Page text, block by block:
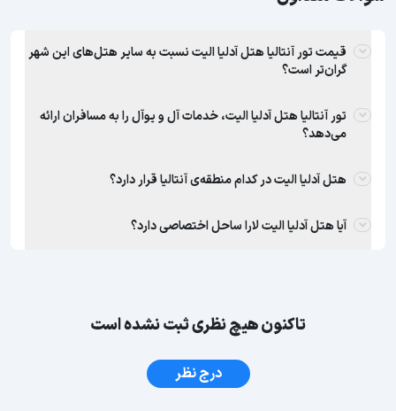
قیمت تور آنتالیا هتل آدلیا الیت نسبت به سایر هتل‌های این شهر
گران‌تر است؟
تور آنتالیا هتل آدلیا الیت، خدمات آل و یوآل را به مسافران ارائه
می‌دهد؟
هتل آدلیا الیت در کدام منطقه‌ی آنتالیا قرار دارد؟
آیا هتل آدلیا الیت لارا ساحل اختصاصی دارد؟
تاکنون هیچ نظری ثبت نشده است
درج نظر